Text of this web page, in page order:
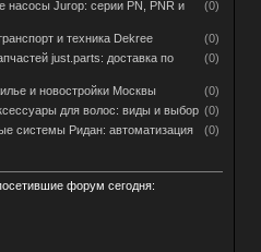
насосы Jurop: серии PN, PNR и
(0)
и техника Dekree
(0)
just.parts: доставка по
(0)
и новостройки Москвы
(0)
для волос: виды и выбор (0)
системы Ридан: автоматизация
(0)
форум сегодня: